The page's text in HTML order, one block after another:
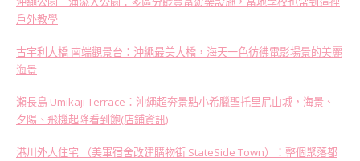
戶外教學
古宇利大橋 南端觀景台：沖繩最美大橋，海天一色彷彿電影場景的美麗
海景
瀨長島 Umikaji Terrace：沖繩超夯景點小希臘聖托里尼山城，海景、
夕陽、飛機起降看到飽(店鋪資訊)
港川外人住宅 （美軍宿舍改建購物街 StateSide Town）：整個聚落都